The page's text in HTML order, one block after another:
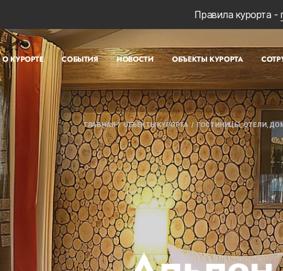
О КУРОРТЕ СОБЫТИЯ НОВОСТИ ОБЪЕКТЫ КУРОРТА
Правила курорта -
ГЛАВНАЯ ОБЪЕКТЫ КУРОРТА ГОСТИНИЦЫ, ОТЕЛИ,